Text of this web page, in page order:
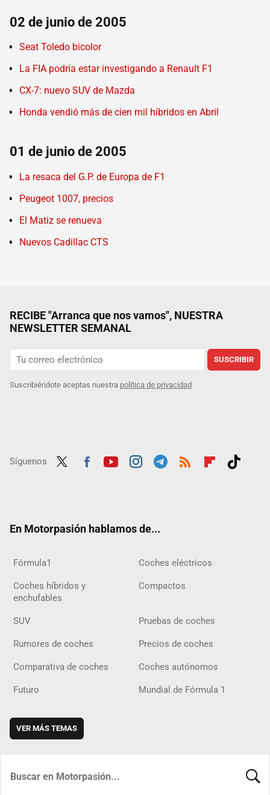
02 de junio de 2005
Seat Toledo bicolor
La FIA podría estar investigando a Renault F1
CX-7: nuevo SUV de Mazda
Honda vendió más de cien mil híbridos en Abril
01 de junio de 2005
La resaca del G.P. de Europa de F1
Peugeot 1007, precios
El Matiz se renueva
Nuevos Cadillac CTS
RECIBE "Arranca que nos vamos", NUESTRA
NEWSLETTER SEMANAL
SUSCRIBIR
Suscribiéndote aceptas nuestra política de privacidad
Síguenos
En Motorpasión hablamos de...
Fórmula1 Coches eléctricos
Coches híbridos y
enchufables
Compactos
SUV Pruebas de coches
Rumores de coches Precios de coches
Comparativa de coches Coches autónomos
Futuro Mundial de Fórmula 1
VER MÁS TEMAS